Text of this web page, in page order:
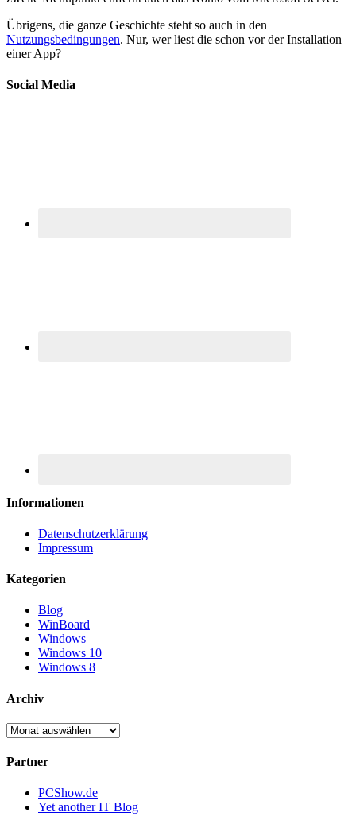
Übrigens, die ganze Geschichte steht so auch in den
Nutzungsbedingungen. Nur, wer liest die schon vor der Installation
einer App?
Social Media
Informationen
Datenschutzerklärung
Impressum
Kategorien
Blog
WinBoard
Windows
Windows 10
Windows 8
Archiv
Archiv
Partner
PCShow.de
Yet another IT Blog